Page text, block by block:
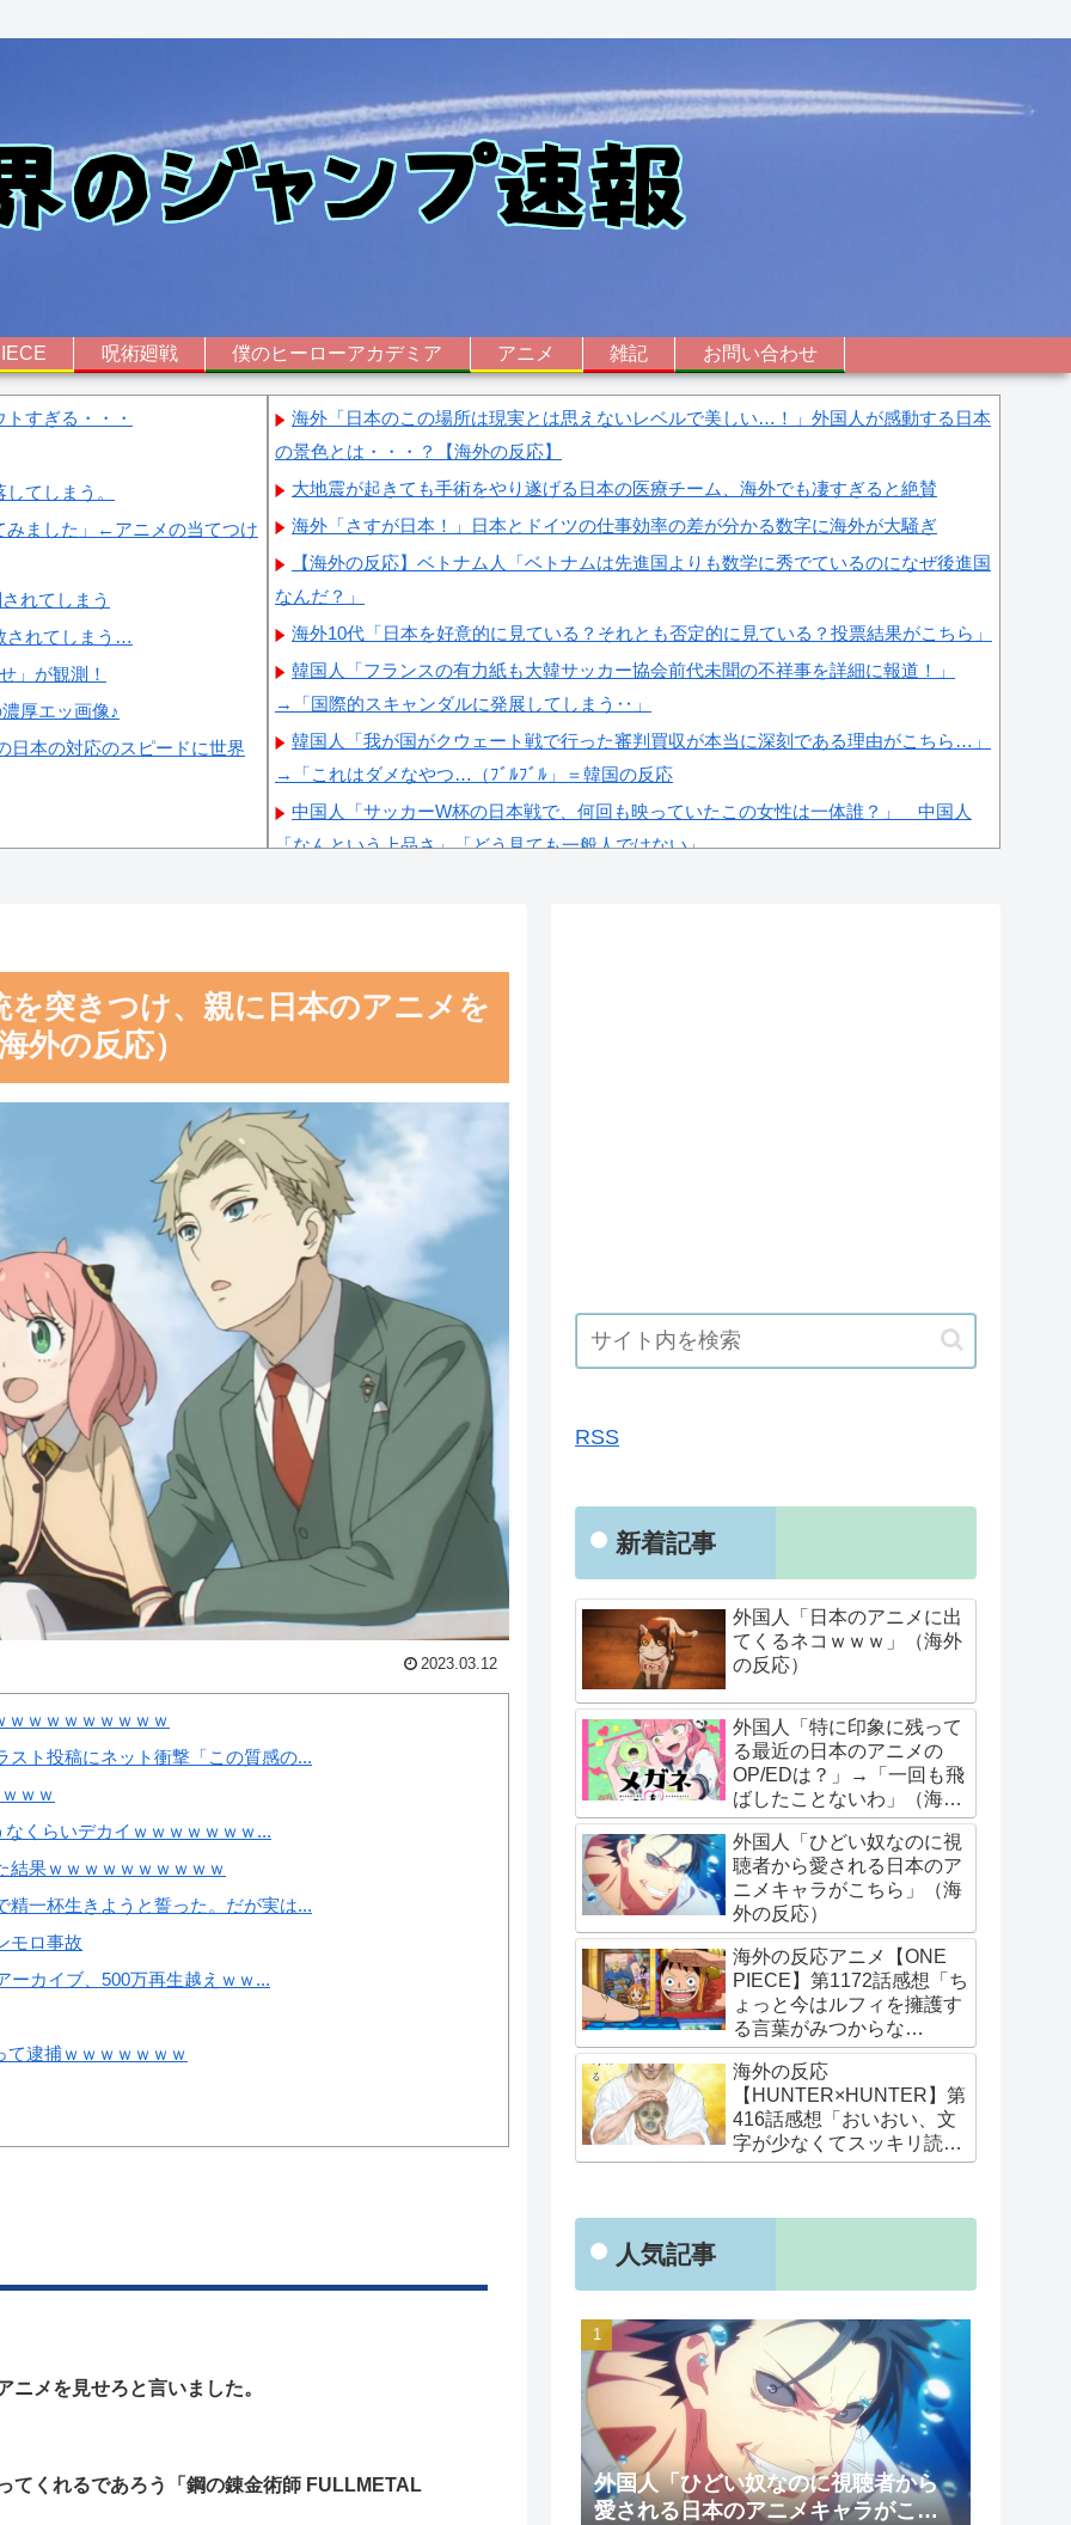
呪術廻戦 僕のヒーローアカデミア アニメ 雑記 お問い合わせ
すぎる・・・
てしまう。
みました」←アニメの当てつけ
れてしまう
されてしまう…
」が観測！
厚エッ画像♪
日本の対応のスピードに世界
海外「日本のこの場所は現実とは思えないレベルで美しい…！」外国人が感動する日本
の景色とは・・・？【海外の反応】
大地震が起きても手術をやり遂げる日本の医療チーム、海外でも凄すぎると絶賛
海外「さすが日本！」日本とドイツの仕事効率の差が分かる数字に海外が大騒ぎ
【海外の反応】ベトナム人「ベトナムは先進国よりも数学に秀でているのになぜ後進国
なんだ？」
海外10代「日本を好意的に見ている？それとも否定的に見ている？投票結果がこちら」
韓国人「フランスの有力紙も大韓サッカー協会前代未聞の不祥事を詳細に報道！」
→「国際的スキャンダルに発展してしまう‥」
韓国人「我が国がクウェート戦で行った審判買収が本当に深刻である理由がこちら…」
→「これはダメなやつ…（ﾌﾞﾙﾌﾞﾙ」＝韓国の反応
中国人「サッカーW杯の日本戦で、何回も映っていたこの女性は一体誰？」 中国人
「なんという上品さ」「どう見ても一般人ではない」
声！」→「日本人審判の名前が次々と明るみに‥」
Powered by livedoor 相互RSS
突きつけ、親に日本のアニメを
外の反応）
2023.03.12
ｗｗｗｗｗｗｗｗｗ
ト投稿にネット衝撃「この質感の...
ｗｗ
くらいデカイｗｗｗｗｗｗｗ...
結果ｗｗｗｗｗｗｗｗｗｗ
一杯生きようと誓った。だが実は...
モロ事故
ーカイブ、500万再生越えｗｗ...
て逮捕ｗｗｗｗｗｗｗ
メを見せろと言いました。
てくれるであろう「鋼の錬金術師 FULLMETAL
RSS
新着記事
外国人「日本のアニメに出
てくるネコｗｗｗ」（海外
の反応）
外国人「特に印象に残って
る最近の日本のアニメの
OP/EDは？」→「一回も飛
ばしたことないわ」（海外
の反応）
外国人「ひどい奴なのに視
聴者から愛される日本のア
ニメキャラがこちら」（海
外の反応）
海外の反応アニメ【ONE
PIECE】第1172話感想「ち
ょっと今はルフィを擁護す
る言葉がみつからな
い･･･」
海外の反応
【HUNTER×HUNTER】第
416話感想「おいおい、文
字が少なくてスッキリ読め
るぞ！！」
人気記事
外国人「ひどい奴なのに視聴者から
愛される日本のアニメキャラがこち